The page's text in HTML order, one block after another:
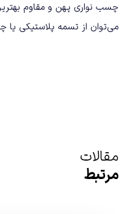
چسب نواری پهن و مقاوم
می‌توان از تسمه پلاستیکی یا
مقالات
مرتبط